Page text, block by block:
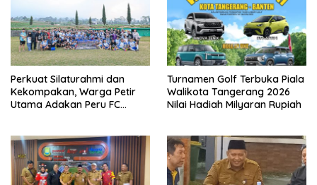
Perkuat Silaturahmi dan
Kekompakan, Warga Petir
Utama Adakan Peru FC
Turnamen Golf Terbuka Piala
Walikota Tangerang 2026
Nilai Hadiah Milyaran Rupiah